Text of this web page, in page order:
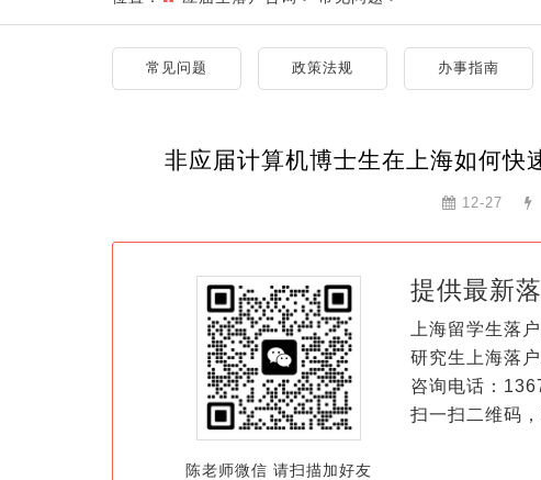
常见问题 政策法规 办事指南
非应届计算机博士生在上海如何快
12-27
陈老师微信 请扫描加好友
提供最新
上海留学生落
研究生上海落
咨询电话：
扫一扫二维码